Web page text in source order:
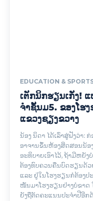
EDUCATION &
ເຕັກນິກຮຽນເກັ່ງ!
ຈຳຊັ້ນມ5. ຂອງໂຮ
ແຂວງຊຽງຂວາງ
ນ້ອງ ນິດາ ໄດ້ເລົ່າສູ່ຟັງວ່າ:
ອາຈານຂຶ້ນຫ້ອງສິດສອນນ້ອ
ອະທິບາຍເອົາໄວ້, ຖ້າມີຫຍັງ
ຕ້ອງທົບຄວນຄືນບົດຮຽນດ້ວ
ແລະ ຢູ່ໃນໂຮງຮຽນກໍຕ້ອງປ
ໜັ່ນມາໂຮງຮຽນຢ່າງບໍ່ຂາ